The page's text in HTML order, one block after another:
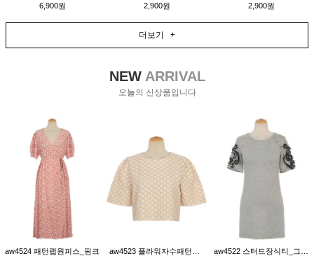
6,900원
2,900원
2,900원
더보기 +
NEWARRIVAL
오늘의 신상품입니다
aw4524 패턴랩원피스_핑크